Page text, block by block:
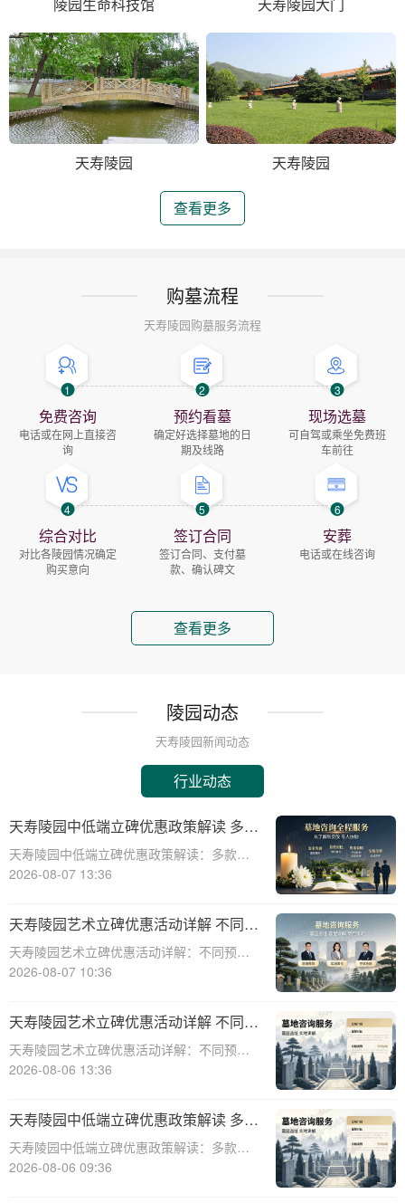
天寿陵园 天寿陵园
查看更多
购墓流程
天寿陵园购墓服务流程
1
免费咨询
电话或在网上直接咨
询
2
预约看墓
确定好选择墓地的日
期及线路
3
现场选墓
可自驾或乘坐免费班
车前往
4
综合对比
对比各陵园情况确定
购买意向
5
签订合同
签订合同、支付墓
款、确认碑文
6
安葬
电话或在线咨询
查看更多
陵园动态
天寿陵园新闻动态
行业动态
天寿陵园中低端立碑优惠政策解读 多款
特价墓位限时开抢
天寿陵园中低端立碑优惠政策解读：多款特
价墓位限时开抢☎ 天寿陵园电话:400-838-
直致力于为家属提供优质、便捷的殡葬服
务。随着社会的发展和人们生活水平的
2026-08-07 13:36
天寿陵园艺术立碑优惠活动详解 不同预
算专属让利方案
天寿陵园艺术立碑优惠活动详解：不同预算
专属让利方案☎ 天寿陵园电话:400-838-
一，一直以其独特的艺术氛围和高品质的服
务赢得了广泛赞誉。为了满足不同客户
2026-08-07 10:36
天寿陵园艺术立碑优惠活动详解 不同预
算专属让利方案详解
天寿陵园艺术立碑优惠活动详解：不同预算
专属让利方案详解☎ 天寿陵园电话:400-838-
来越注重个性化与艺术性。天寿陵园作为知
名的陵园品牌，一直致力于提供高
2026-08-06 13:36
天寿陵园中低端立碑优惠政策解读 多款
特价墓位限时开抢：性价比之选，抢购
进行时
天寿陵园中低端立碑优惠政策解读：多款特
价墓位限时开抢，性价比之选，抢购进行时
2026-08-06 09:36